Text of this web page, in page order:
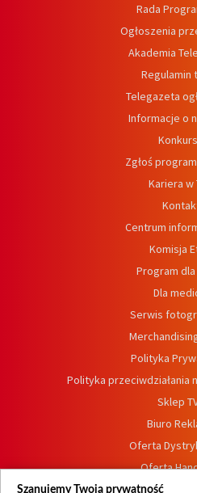
Rada
Ogłoszenia
Akademia
Regulamin
Telegazeta
Informacje o
Zgłoś program
Kariera w
Centrum
Komisja
Program
Dla
Serwis
Polityka
Polityka przeciwdziałania
Sklep
Biuro
Oferta
Oferta
Szanujemy Twoją prywatność